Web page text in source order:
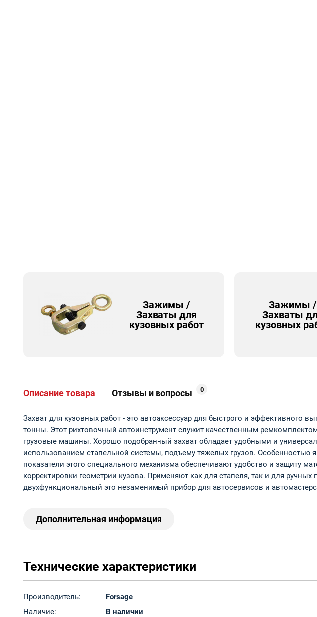
Зажимы /
Захваты для
кузовных работ
Зажимы /
Захваты
кузовных
Описание товара Отзывы и вопросы 0
Захват для кузовных работ - это автоаксессуар для быстрого и эффективного
тонны. Этот рихтовочный автоинструмент служит качественным
грузовые машины. Хорошо подобранный захват обладает удобными и
использованием стапельной системы, подъему тяжелых грузов. Особенностью
показатели этого специального механизма обеспечивают удобство и защиту
корректировки геометрии кузова. Применяют как для стапеля, так и для
двухфункциональный это незаменимый прибор для автосервисов и
Дополнительная информация
Технические характеристики
Производитель:
Forsage
Наличие:
В наличии